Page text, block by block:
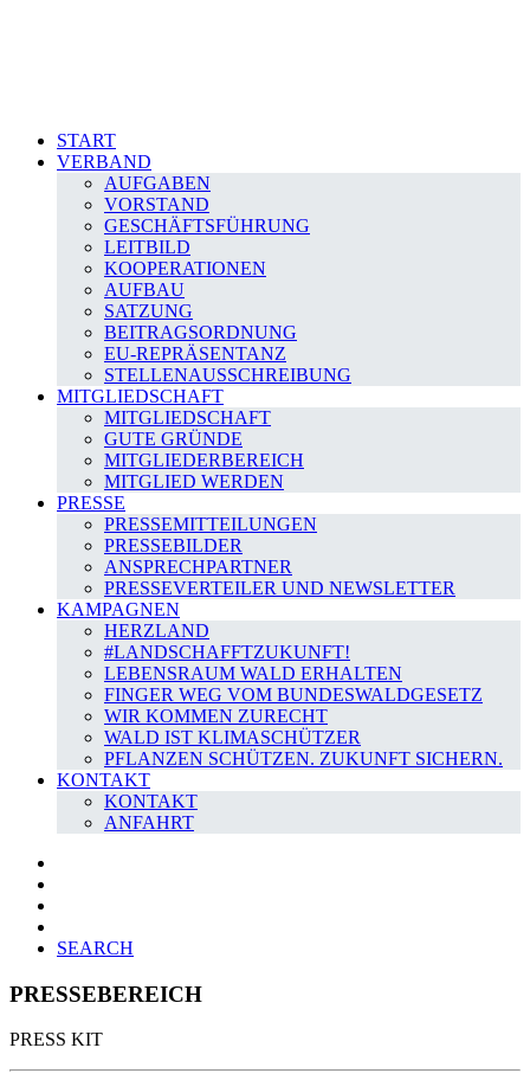
START
VERBAND
AUFGABEN
VORSTAND
GESCHÄFTSFÜHRUNG
LEITBILD
KOOPERATIONEN
AUFBAU
SATZUNG
BEITRAGSORDNUNG
EU-REPRÄSENTANZ
STELLENAUSSCHREIBUNG
MITGLIEDSCHAFT
MITGLIEDSCHAFT
GUTE GRÜNDE
MITGLIEDERBEREICH
MITGLIED WERDEN
PRESSE
PRESSEMITTEILUNGEN
PRESSEBILDER
ANSPRECHPARTNER
PRESSEVERTEILER UND NEWSLETTER
KAMPAGNEN
HERZLAND
#LANDSCHAFFTZUKUNFT!
LEBENSRAUM WALD ERHALTEN
FINGER WEG VOM BUNDESWALDGESETZ
WIR KOMMEN ZURECHT
WALD IST KLIMASCHÜTZER
PFLANZEN SCHÜTZEN. ZUKUNFT SICHERN.
KONTAKT
KONTAKT
ANFAHRT
SEARCH
PRESSEBEREICH
PRESS KIT